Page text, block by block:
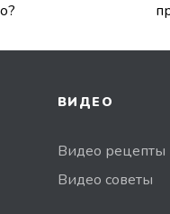
ВИДЕО
Видео рецепты
Видео советы